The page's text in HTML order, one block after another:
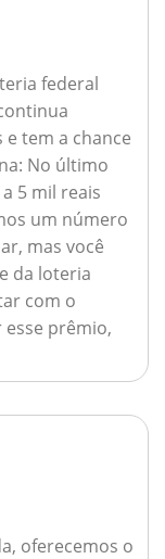
federal
tem a chance
No último
5 mil reais
um número
mas você
da loteria
com o
prêmio,
oferecemos o